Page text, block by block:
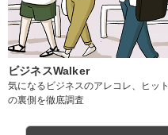
ビジネスWalker
気になるビジネスのアレコレ、ヒット
の裏側を徹底調査